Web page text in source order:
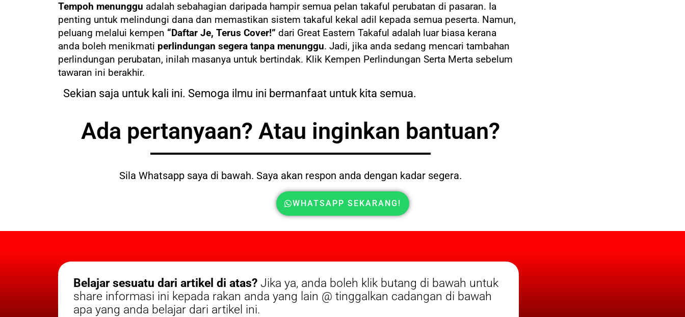
Tempoh menunggu adalah sebahagian daripada hampir semua pelan takaful perubatan di pasaran. Ia
penting untuk melindungi dana dan memastikan sistem takaful kekal adil kepada semua peserta. Namun,
peluang melalui kempen “Daftar Je, Terus Cover!” dari Great Eastern Takaful adalah luar biasa kerana
anda boleh menikmati perlindungan segera tanpa menunggu. Jadi, jika anda sedang mencari tambahan
perlindungan perubatan, inilah masanya untuk bertindak. Klik Kempen Perlindungan Serta Merta sebelum
tawaran ini berakhir.
Sekian saja untuk kali ini. Semoga ilmu ini bermanfaat untuk kita semua.
Ada pertanyaan? Atau inginkan bantuan?
Sila Whatsapp saya di bawah. Saya akan respon anda dengan kadar segera.
WHATSAPP SEKARANG!
Belajar sesuatu dari artikel di atas? Jika ya, anda boleh klik butang di bawah untuk
share informasi ini kepada rakan anda yang lain @ tinggalkan cadangan di bawah
apa yang anda belajar dari artikel ini.